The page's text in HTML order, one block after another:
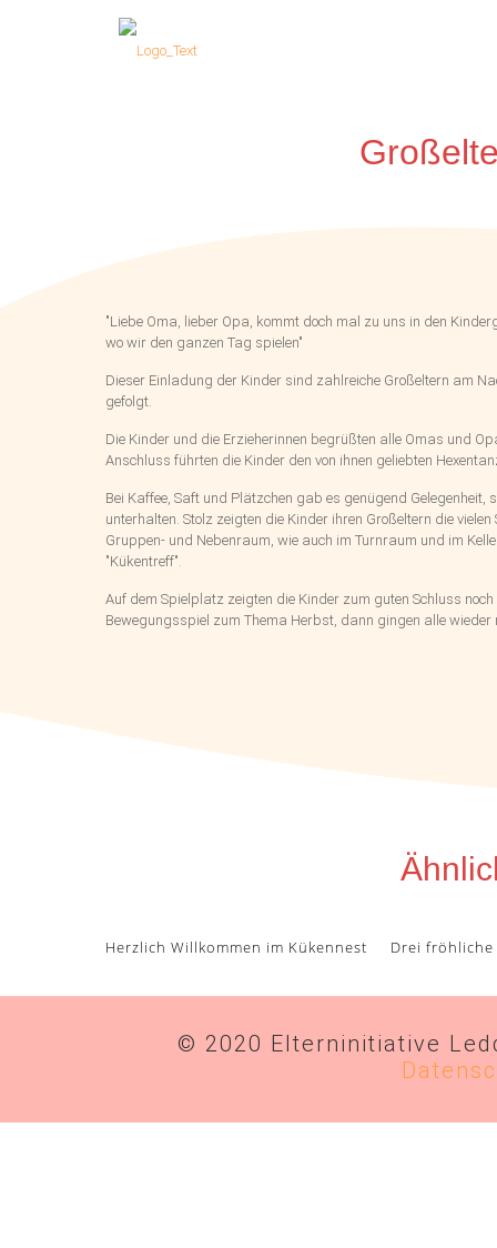
"Liebe Oma, lieber Opa, kommt doch mal zu uns in den
wo wir den ganzen Tag spielen"
Dieser Einladung der Kinder sind zahlreiche Großeltern am
gefolgt.
Die Kinder und die Erzieherinnen begrüßten alle Omas und
Anschluss führten die Kinder den von ihnen geliebten
Bei Kaffee, Saft und Plätzchen gab es genügend Gelegenheit,
unterhalten. Stolz zeigten die Kinder ihren Großeltern die
Gruppen- und Nebenraum, wie auch im Turnraum und im
"Kükentreff".
Auf dem Spielplatz zeigten die Kinder zum guten Schluss noch
Bewegungsspiel zum Thema Herbst, dann gingen alle wieder
Herzlich Willkommen im Kükennest Drei
© 2020 Elterninitiative